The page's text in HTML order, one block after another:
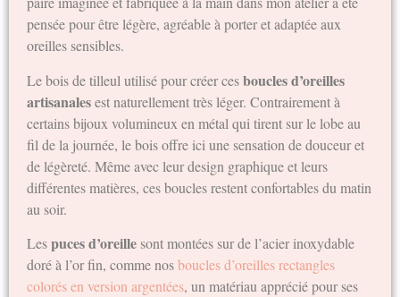
pensée pour être légère, agréable à porter et adaptée aux
oreilles sensibles.
Le bois de tilleul utilisé pour créer cesboucles d’oreilles
artisanalesest naturellement très léger. Contrairement à
certains bijoux volumineux en métal qui tirent sur le lobe au
fil de la journée, le bois offre ici une sensation de douceur et
de légèreté. Même avec leur design graphique et leurs
différentes matières, ces boucles restent confortables du matin
au soir.
Lespuces d’oreille sont montées sur de l’acier inoxydable
doré à l’or fin, comme nosboucles d’oreilles rectangles
colorés en version argentées, un matériau apprécié pour ses